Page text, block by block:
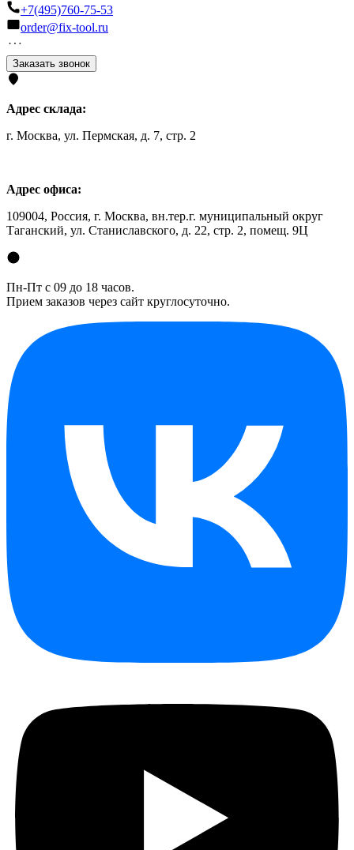
+7(495)760-75-53
order@fix-tool.ru
Заказать звонок
Адрес склада:
г. Москва, ул. Пермская, д. 7, стр. 2
Адрес офиса:
109004, Россия, г. Москва, вн.тер.г. муниципальный округ
Таганский, ул. Станиславского, д. 22, стр. 2, помещ. 9Ц
Пн-Пт с 09 до 18 часов.
Прием заказов через сайт круглосуточно.